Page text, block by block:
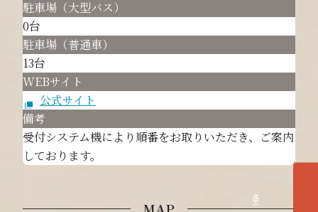
駐車場（大型バス）
0台
駐車場（普通車）
13台
WEBサイト
公式サイト
備考
受付システム機により順番をお取りいただき、ご案内
しております。